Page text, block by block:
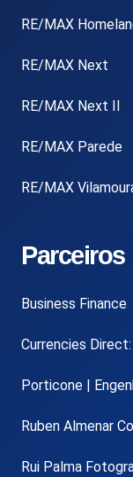
RE/MAX
RE/MAX Next
RE/MAX Next II
RE/MAX Parede
RE/MAX
Parceiros
Business Finance
Currencies
Porticone |
Ruben Almenar
Rui Palma